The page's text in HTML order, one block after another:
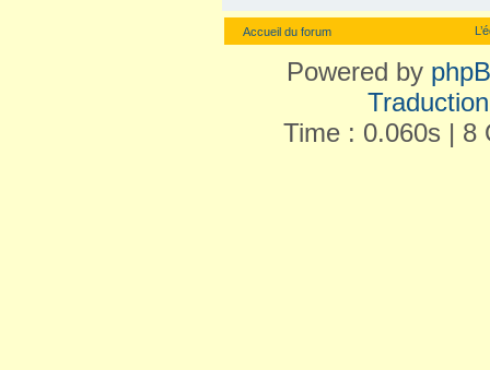
Accueil du forum
Powered by
Time : 0.060s | 8